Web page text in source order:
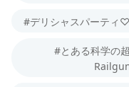
#デリシャスパーティ
#とある科学の